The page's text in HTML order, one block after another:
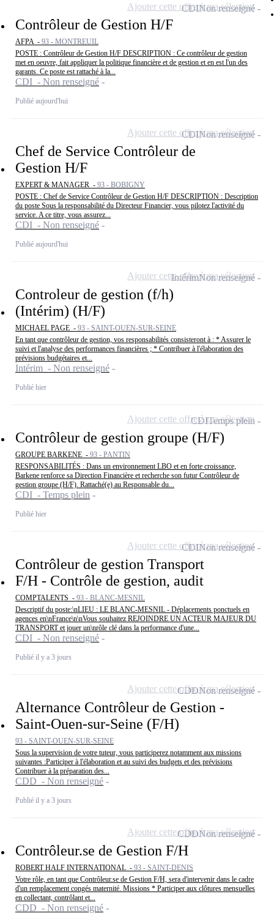
Contrôleur de Gestion H/F
AFPA - 93 - MONTREUIL
POSTE : Contrôleur de Gestion H/F DESCRIPTION : Ce contrôleur de gestion
met en oeuvre, fait appliquer la politique financière et de gestion et en est l'un des
garants. Ce poste est rattaché à la...
CDI - Non renseigné
Publié aujourd'hui
CDINon renseigné
Ajouter cette offre à ma sélection
Chef de Service Contrôleur de
Gestion H/F
EXPERT & MANAGER - 93 - BOBIGNY
POSTE : Chef de Service Contrôleur de Gestion H/F DESCRIPTION : Description
du poste Sous la responsabilité du Directeur Financier, vous pilotez l'activité du
service. A ce titre, vous assurez...
CDI - Non renseigné
Publié aujourd'hui
CDINon renseigné
Ajouter cette offre à ma sélection
Controleur de gestion (f/h)
(Intérim) (H/F)
MICHAEL PAGE - 93 - SAINT-OUEN-SUR-SEINE
En tant que contrôleur de gestion, vos responsabilités consisteront à : * Assurer le
suivi et l'analyse des performances financières ; * Contribuer à l'élaboration des
prévisions budgétaires et...
Intérim - Non renseigné
Publié hier
IntérimNon renseigné
Ajouter cette offre à ma sélection
Contrôleur de gestion groupe (H/F)
GROUPE BARKENE - 93 - PANTIN
RESPONSABILITÉS : Dans un environnement LBO et en forte croissance,
Barkene renforce sa Direction Financière et recherche son futur Contrôleur de
gestion groupe (H/F). Rattaché(e) au Responsable du...
CDI - Temps plein
Publié hier
CDITemps plein
Ajouter cette offre à ma sélection
Contrôleur de gestion Transport
F/H - Contrôle de gestion, audit
COMPTALENTS - 93 - BLANC-MESNIL
Descriptif du poste:\nLIEU : LE BLANC-MESNIL - Déplacements ponctuels en
agences en\nFrance\n\nVous souhaitez REJOINDRE UN ACTEUR MAJEUR DU
TRANSPORT et jouer un\nrôle clé dans la performance d'une...
CDI - Non renseigné
Publié il y a 3 jours
CDINon renseigné
Ajouter cette offre à ma sélection
Alternance Contrôleur de Gestion -
Saint-Ouen-sur-Seine (F/H)
93 - SAINT-OUEN-SUR-SEINE
Sous la supervision de votre tuteur, vous participerez notamment aux missions
suivantes :Participer à l'élaboration et au suivi des budgets et des prévisions
Contribuer à la préparation des...
CDD - Non renseigné
Publié il y a 3 jours
CDDNon renseigné
Ajouter cette offre à ma sélection
Contrôleur.se de Gestion F/H
ROBERT HALF INTERNATIONAL - 93 - SAINT-DENIS
Votre rôle, en tant que Contrôleur.se de Gestion F/H, sera d'intervenir dans le cadre
d'un remplacement congés maternité. Missions * Participer aux clôtures mensuelles
en collectant, contrôlant et...
CDD - Non renseigné
CDDNon renseigné
Ajouter cette offre à ma sélection